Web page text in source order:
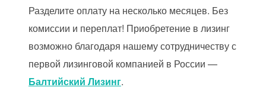
Разделите оплату на несколько месяцев. Без
комиссии и переплат! Приобретение в лизинг
возможно благодаря нашему сотрудничеству с
первой лизинговой компанией в России —
Балтийский Лизинг.